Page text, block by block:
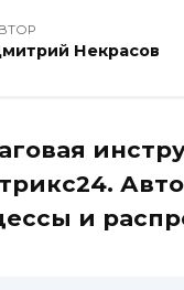
Некрасов
и